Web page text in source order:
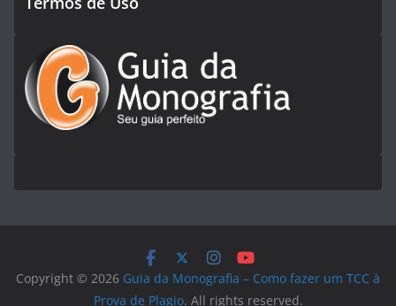
Copyright © 2026 Guia da Monografia – Como fazer um TCC à
Prova de Plagio. All rights reserved.